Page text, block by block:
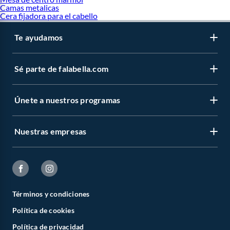
Protector termico revlon
Tinte revlon sin amoniaco
Revlon 1875
Revlon colorsilk
Revlon eyeliner
Revlon kiss
Revlon paddle dryer
Camas metalicas
Cera fijadora para el cabello
Te ayudamos
Sé parte de falabella.com
Únete a nuestros programas
Nuestras empresas
Términos y condiciones
Política de cookies
Política de privacidad